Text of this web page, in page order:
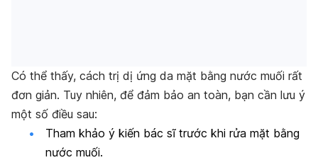
Có thể thấy, cách trị dị ứng da mặt bằng nước muối rất
đơn giản. Tuy nhiên, để đảm bảo an toàn, bạn cần lưu ý
một số điều sau:
Tham khảo ý kiến bác sĩ trước khi rửa mặt bằng
nước muối.